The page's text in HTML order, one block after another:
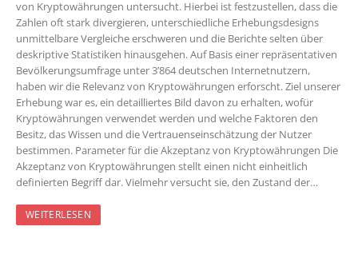
von Kryptowährungen untersucht. Hierbei ist festzustellen, dass die
Zahlen oft stark divergieren, unterschiedliche Erhebungsdesigns
unmittelbare Vergleiche erschweren und die Berichte selten über
deskriptive Statistiken hinausgehen. Auf Basis einer repräsentativen
Bevölkerungsumfrage unter 3’864 deutschen Internetnutzern,
haben wir die Relevanz von Kryptowährungen erforscht. Ziel unserer
Erhebung war es, ein detailliertes Bild davon zu erhalten, wofür
Kryptowährungen verwendet werden und welche Faktoren den
Besitz, das Wissen und die Vertrauenseinschätzung der Nutzer
bestimmen. Parameter für die Akzeptanz von Kryptowährungen Die
Akzeptanz von Kryptowährungen stellt einen nicht einheitlich
definierten Begriff dar. Vielmehr versucht sie, den Zustand der…
WEITERLESEN